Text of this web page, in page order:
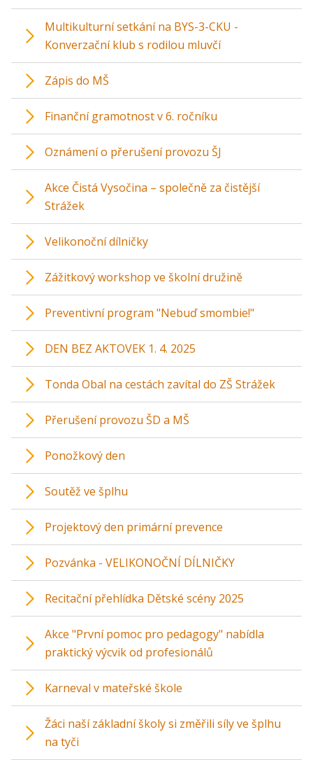
Multikulturní setkání na BYS-3-CKU -
Konverzační klub s rodilou mluvčí
Zápis do MŠ
Finanční gramotnost v 6. ročníku
Oznámení o přerušení provozu ŠJ
Akce Čistá Vysočina – společně za čistější
Strážek
Velikonoční dílničky
Zážitkový workshop ve školní družině
Preventivní program "Nebuď smombie!"
DEN BEZ AKTOVEK 1. 4. 2025
Tonda Obal na cestách zavítal do ZŠ Strážek
Přerušení provozu ŠD a MŠ
Ponožkový den
Soutěž ve šplhu
Projektový den primární prevence
Pozvánka - VELIKONOČNÍ DÍLNIČKY
Recitační přehlídka Dětské scény 2025
Akce "První pomoc pro pedagogy" nabídla
praktický výcvik od profesionálů
Karneval v mateřské škole
Žáci naší základní školy si změřili síly ve šplhu
na tyči